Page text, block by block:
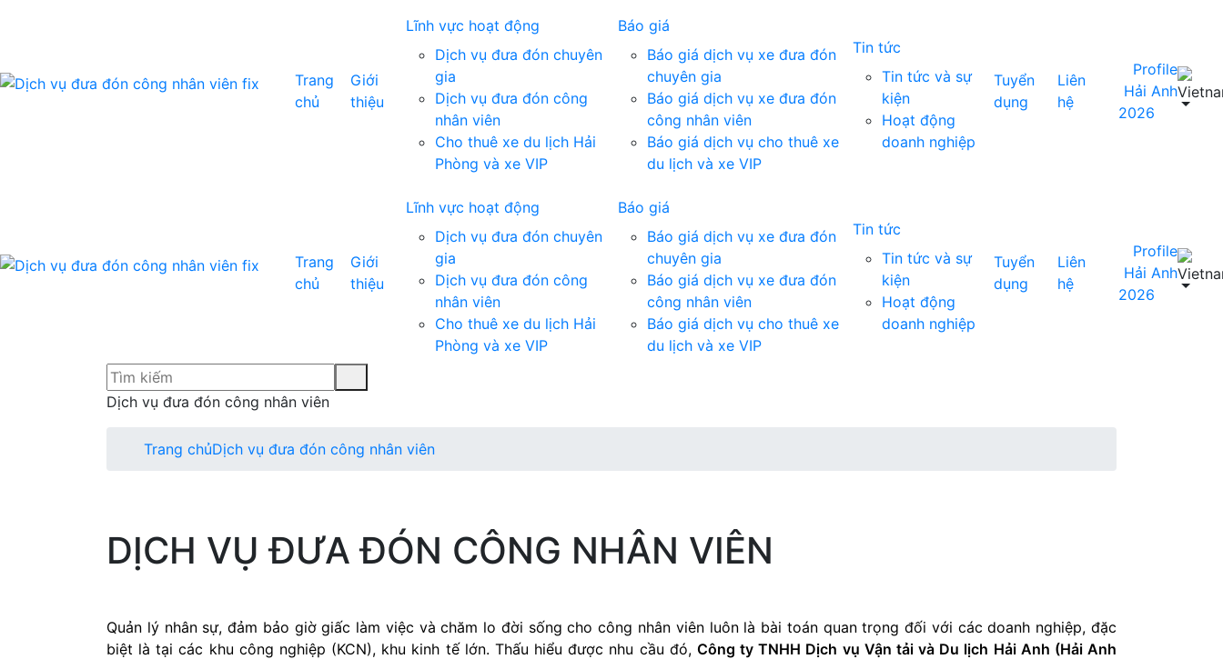
Trang
chủ
Giới
thiệu
Lĩnh vực hoạt động
Dịch vụ đưa đón chuyên
gia
Dịch vụ đưa đón công
nhân viên
Cho thuê xe du lịch Hải
Phòng và xe VIP
Báo giá
Báo giá dịch vụ xe đưa đón
chuyên gia
Báo giá dịch vụ xe đưa đón
công nhân viên
Báo giá dịch vụ cho thuê xe
du lịch và xe VIP
Tin tức
Tin tức và sự
kiện
Hoạt động
doanh nghiệp
Tuyển
dụng
Liên
hệ
Profile
Hải Anh
2026
Trang
chủ
Giới
thiệu
Lĩnh vực hoạt động
Dịch vụ đưa đón chuyên
gia
Dịch vụ đưa đón công
nhân viên
Cho thuê xe du lịch Hải
Phòng và xe VIP
Báo giá
Báo giá dịch vụ xe đưa đón
chuyên gia
Báo giá dịch vụ xe đưa đón
công nhân viên
Báo giá dịch vụ cho thuê xe
du lịch và xe VIP
Tin tức
Tin tức và sự
kiện
Hoạt động
doanh nghiệp
Tuyển
dụng
Liên
hệ
Profile
Hải Anh
2026
Dịch vụ đưa đón công nhân viên
Trang chủDịch vụ đưa đón công nhân viên
DỊCH VỤ ĐƯA ĐÓN CÔNG NHÂN VIÊN
Quản lý nhân sự, đảm bảo giờ giấc làm việc và chăm lo đời sống cho công nhân viên luôn là bài toán quan trọng đối với các doanh nghiệp, đặc
biệt là tại các khu công nghiệp (KCN), khu kinh tế lớn. Thấu hiểu được nhu cầu đó, Công ty TNHH Dịch vụ Vận tải và Du lịch Hải Anh (Hải Anh